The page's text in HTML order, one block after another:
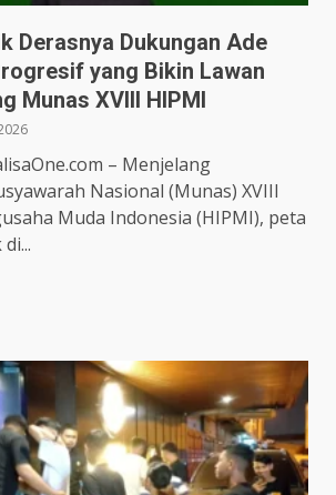
Derasnya Dukungan Ade
yang Bikin Lawan
Munas XVIII HIPMI
– Menjelang
Nasional (Munas) XVIII
Muda Indonesia (HIPMI), peta